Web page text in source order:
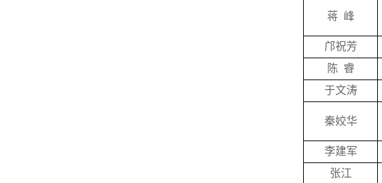
蒋 峰
邝祝芳
陈 睿
于文涛
秦姣华
李建军
张江